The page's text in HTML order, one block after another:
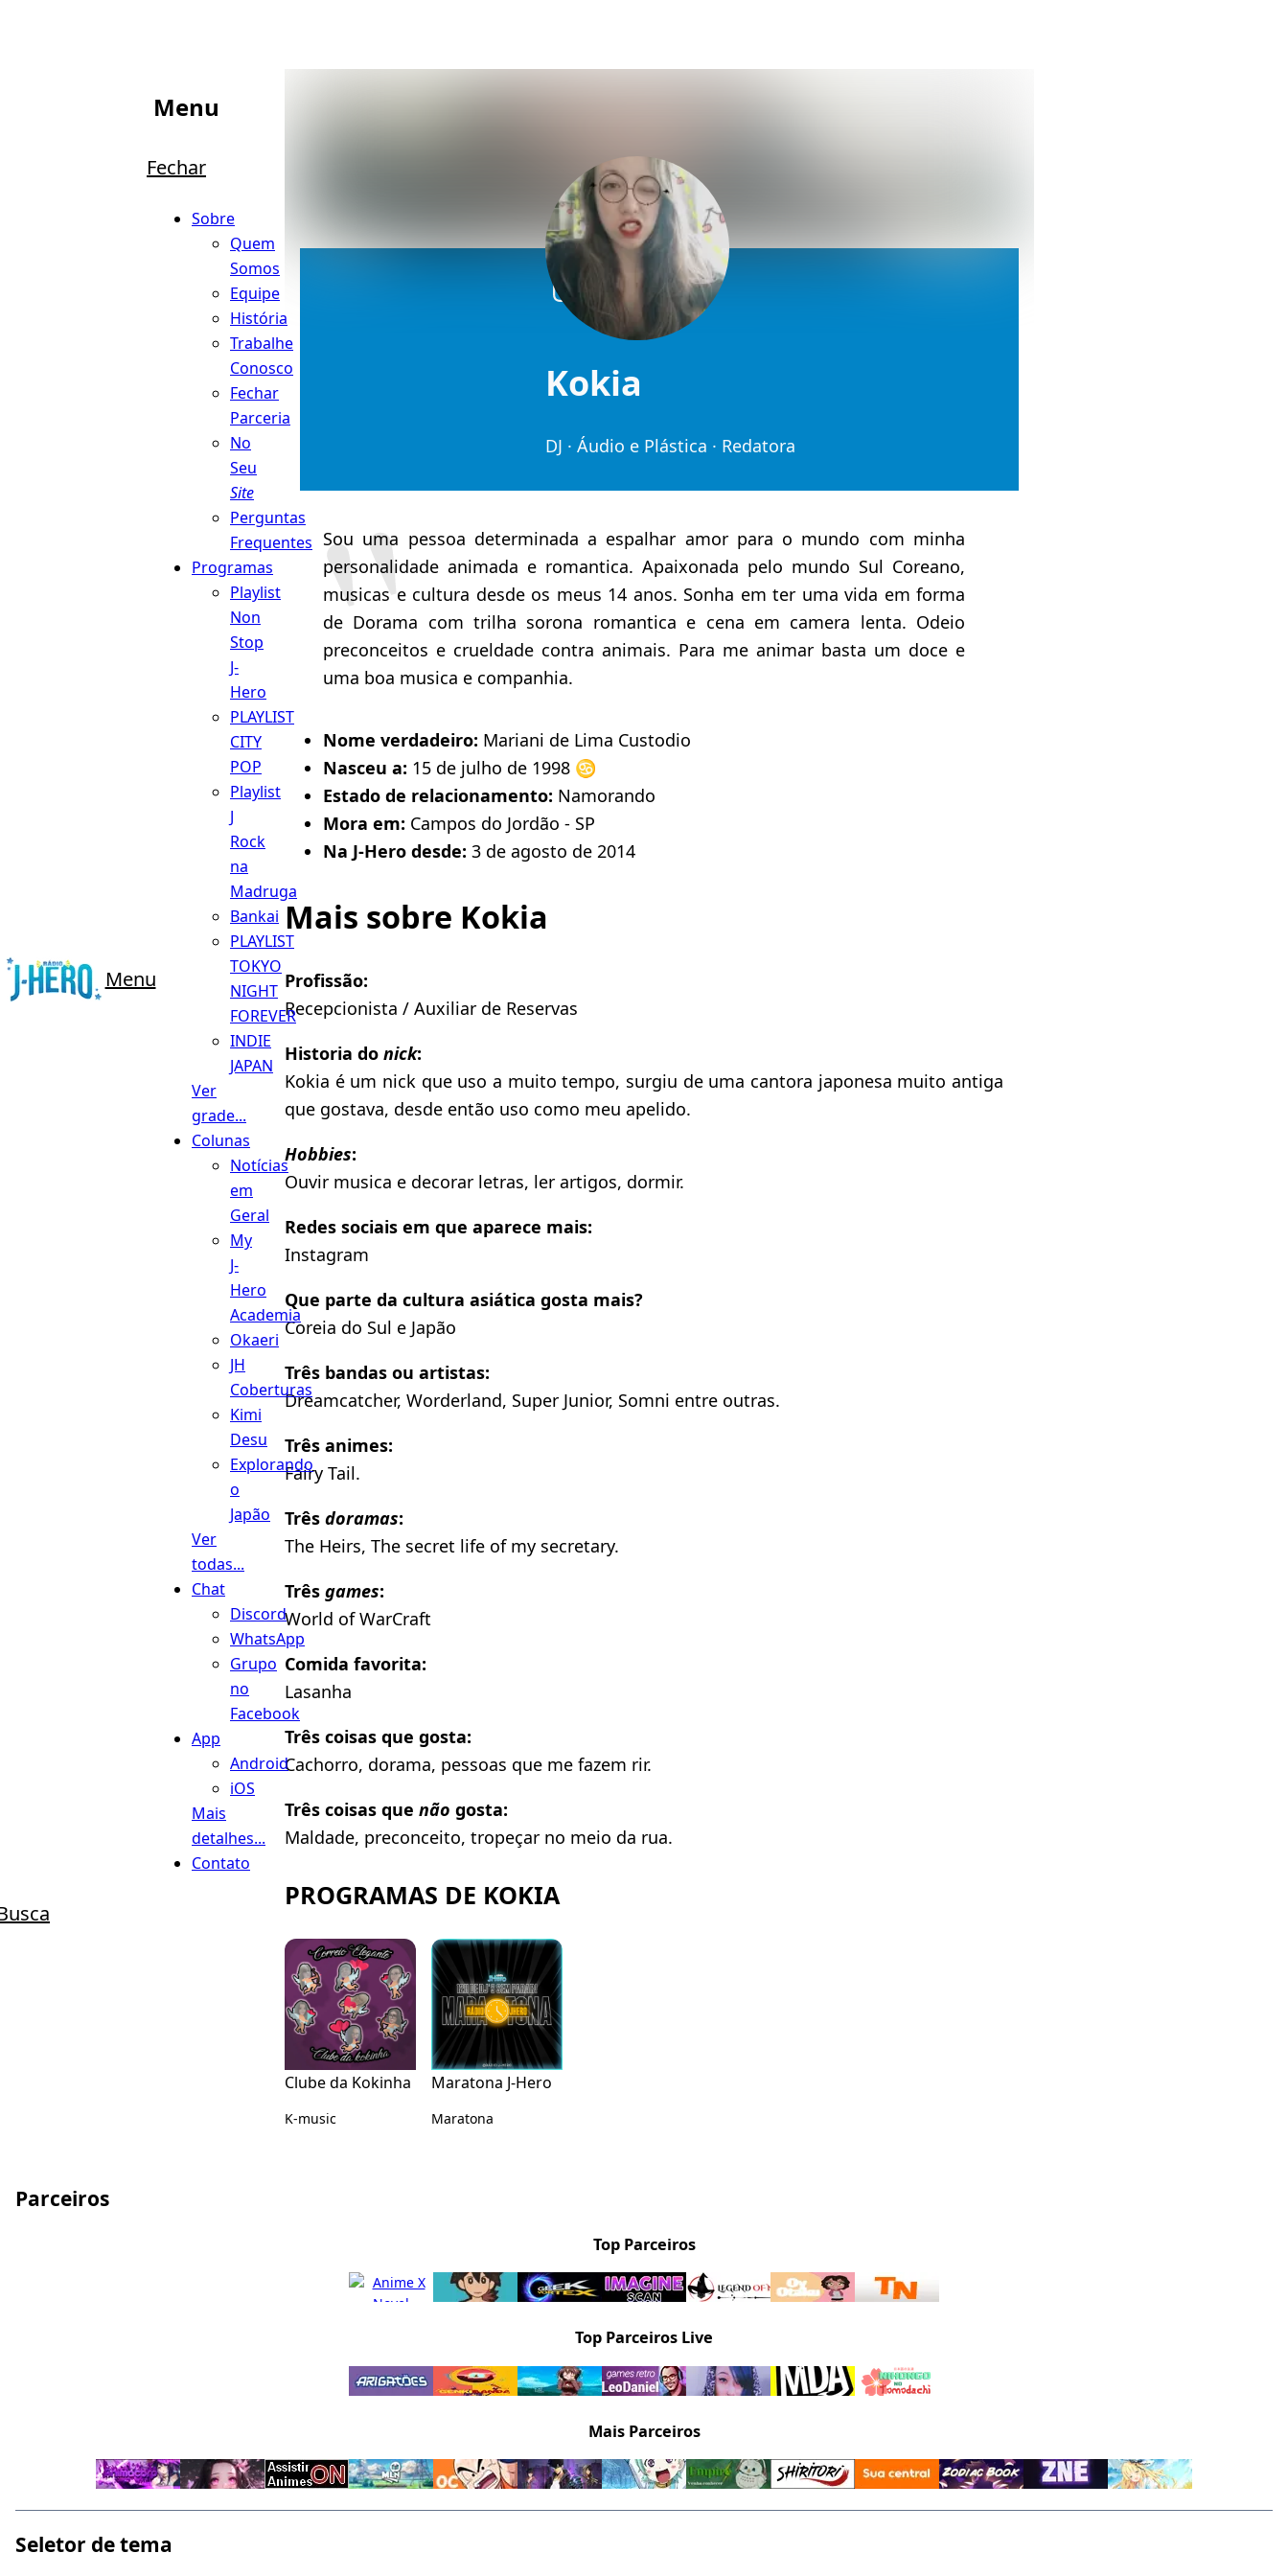
Menu
Menu
Fechar
Sobre
Quem
Somos
Equipe
História
Trabalhe
Conosco
Fechar
Parceria
No
Seu
Site
Perguntas
Frequentes
Programas
Playlist
Non
Stop
J-
Hero
PLAYLIST
CITY
POP
Playlist
J
Rock
na
Madruga
Bankai
PLAYLIST
TOKYO
NIGHT
FOREVER
INDIE
JAPAN
Ver
grade...
Colunas
Notícias
em
Geral
My
J-
Hero
Academia
Okaeri
JH
Coberturas
Kimi
Desu
Explorando
o
Japão
Ver
todas...
Chat
Discord
WhatsApp
Grupo
no
Facebook
App
Android
iOS
Mais
detalhes...
Contato
Kokia
DJ · Áudio e Plástica · Redatora
Sou uma pessoa determinada a espalhar amor para o mundo com minha
personalidade animada e romantica. Apaixonada pelo mundo Sul Coreano,
musicas e cultura desde os meus 14 anos. Sonha em ter uma vida em forma
de Dorama com trilha sorona romantica e cena em camera lenta. Odeio
preconceitos e crueldade contra animais. Para me animar basta um doce e
uma boa musica e companhia.
Nome verdadeiro: Mariani de Lima Custodio
Nasceu a: 15 de julho de 1998 ♋️
Estado de relacionamento: Namorando
Mora em: Campos do Jordão - SP
Na J-Hero desde: 3 de agosto de 2014
Mais sobre Kokia
Profissão:
Recepcionista / Auxiliar de Reservas
Historia do nick:
Kokia é um nick que uso a muito tempo, surgiu de uma cantora japonesa muito antiga
que gostava, desde então uso como meu apelido.
Hobbies:
Ouvir musica e decorar letras, ler artigos, dormir.
Redes sociais em que aparece mais:
Instagram
Que parte da cultura asiática gosta mais?
Coreia do Sul e Japão
Três bandas ou artistas:
Dreamcatcher, Worderland, Super Junior, Somni entre outras.
Três animes:
Fairy Tail.
Três doramas:
The Heirs, The secret life of my secretary.
Três games:
World of WarCraft
Comida favorita:
Lasanha
Três coisas que gosta:
Cachorro, dorama, pessoas que me fazem rir.
Três coisas que não gosta:
Maldade, preconceito, tropeçar no meio da rua.
PROGRAMAS DE KOKIA
Clube da Kokinha
K-music
Maratona J-Hero
Maratona
Parceiros
Top Parceiros
Top Parceiros Live
Mais Parceiros
Seletor de tema